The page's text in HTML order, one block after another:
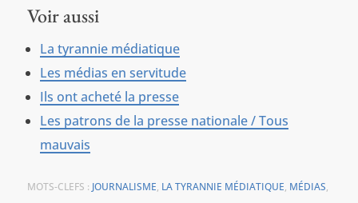
Voir aussi
La tyrannie médiatique
Les médias en servitude
Ils ont acheté la presse
Les patrons de la presse nationale / Tous
mauvais
MOTS-CLEFS : JOURNALISME, LA TYRANNIE MÉDIATIQUE, MÉDIAS,